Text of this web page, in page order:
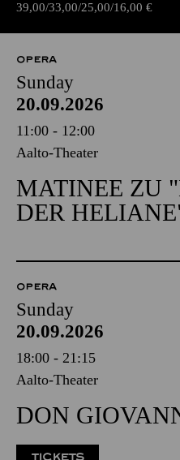
39,00 33,00 25,00 16,00 €
OPERA
Sunday
20.09.2026
11:00 - 12:00
Aalto-Theater
MATINEE ZU
DER
OPERA
Sunday
20.09.2026
18:00 - 21:15
Aalto-Theater
DON
TICKETS